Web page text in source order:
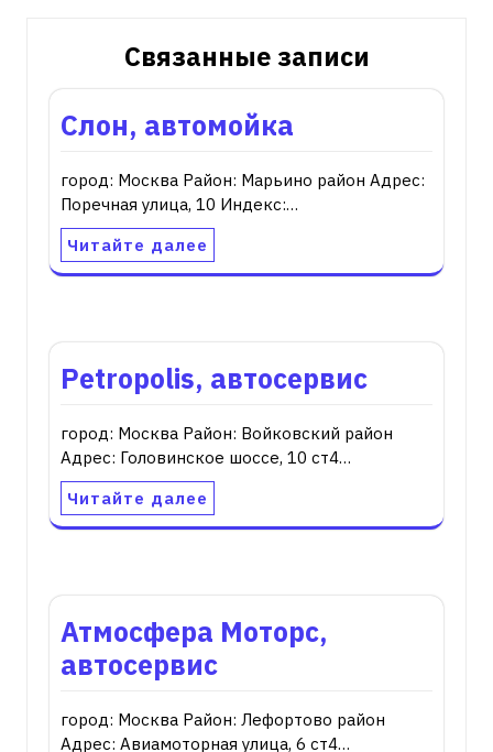
Связанные записи
Слон, автомойка
город: Москва Район: Марьино район Адрес:
Поречная улица, 10 Индекс:…
Читайте далее
Petropolis, автосервис
город: Москва Район: Войковский район
Адрес: Головинское шоссе, 10 ст4…
Читайте далее
Атмосфера Моторс,
автосервис
город: Москва Район: Лефортово район
Адрес: Авиамоторная улица, 6 ст4…